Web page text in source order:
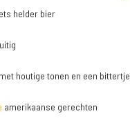
helder bier
houtige tonen en een bittertje
amerikaanse gerechten